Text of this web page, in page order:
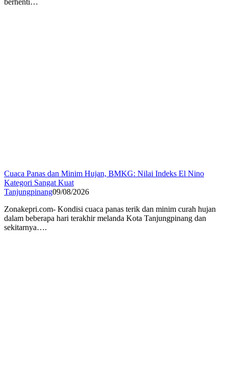
Cuaca Panas dan Minim Hujan, BMKG: Nilai Indeks El Nino
Kategori Sangat Kuat
Tanjungpinang09/08/2026
Zonakepri.com- Kondisi cuaca panas terik dan minim curah hujan
dalam beberapa hari terakhir melanda Kota Tanjungpinang dan
sekitarnya….